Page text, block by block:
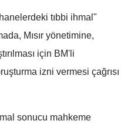
tıbbi ihmal"
Mısır yönetimine,
için BM'li
izni vermesi çağrısı
sonucu mahkeme